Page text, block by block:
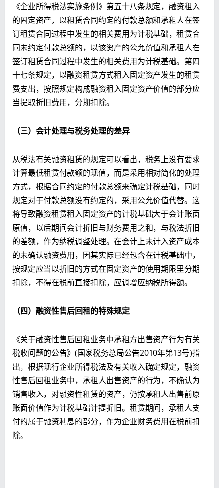
《企业所得税法实施条例》第五十八条规定，融资租入
的固定资产，以租赁合同约定的付款总额和承租人在签
订租赁合同过程中发生的相关费用为计税基础，租赁合
同未约定付款总额的，以该资产的公允价值和承租人在
签订租赁合同过程中发生的相关费用为计税基础。第四
十七条规定，以融资租赁方式租入固定资产发生的租赁
费支出，按照规定构成融资租入固定资产价值的部分应
当提取折旧费用，分期扣除。
（三）会计处理与税务处理的差异
从税法有关融资租赁的规定可以看出，税务上没有要求
计算最低租赁付款额的现值，而是采用相对简化的处理
方式，根据合同约定的付款总额来确定计税基础，同时
规定对于付款总额没有约定的，采用公允价值代替。这
将导致融资租赁租入固定资产的计税基础大于会计账面
原值，以后期间会计折旧与财务费用之和，与税法折旧
的差额，作为纳税调整处理。在会计上未计入资产成本
的未确认融资费用，因其实际已经包含在计税基础中，
按规定应当以折旧的方式在固定资产的使用期限里分期
扣除，不得在税前直接扣除，应调增应纳税所得额。
（四）融资性售后回租的特殊规定
《关于融资性售后回租业务中承租方出售资产行为有关
税收问题的公告》(国家税务总局公告2010年第13号)指
出，根据现行企业所得税法及有关收入确定规定，融资
性售后回租业务中，承租人出售资产的行为，不确认为
销售收入，对融资性租赁的资产，仍按承租人出售前原
账面价值作为计税基础计提折旧。租赁期间，承租人支
付的属于融资利息的部分，作为企业财务费用在税前扣
除。